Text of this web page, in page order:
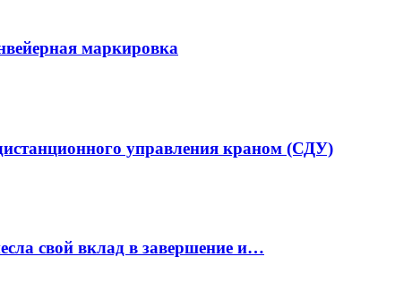
маркировка
управления краном (СДУ)
свой вклад в завершение и…